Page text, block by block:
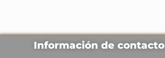
Información de contacto